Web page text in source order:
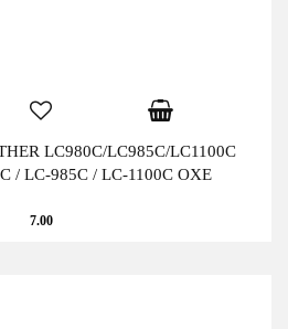
LC980C/LC985C/LC1100C
/ LC-985C / LC-1100C OXE
7.00